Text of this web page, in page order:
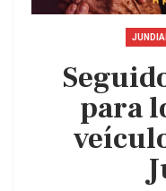
JUNDIAÍ
para